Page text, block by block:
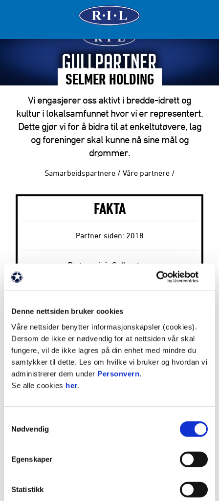
Denne nettsiden bruker cookies
Våre nettsider benytter informasjonskapsler (cookies).
Dersom de ikke er nødvendig for at nettsiden vår skal
fungere, vil de ikke lagres på din enhet med mindre du
samtykker til dette. Les om hvilke vi bruker og hvordan vi
administrerer dem under Personvern.
Se alle cookies her.
Nødvendig
Egenskaper
Statistikk
SELMER HOLDING
Vi engasjerer oss aktivt i bredde-idrett og
kultur i lokalsamfunnet hvor vi er representert.
Dette gjør vi for å bidra til at enkeltutøvere, lag
og foreninger skal kunne nå sine mål og
drømmer.
Samarbeidspartnere / Våre partnere /
FAKTA
Partner siden: 2018
Partnernivå: Gullpartner
Bransje: Eiendomsutvikling
Besøkadresse: Bassengbakken 4, 7042 Trondheim
Postadresse: Postboks 8884, 7481 Trondheim